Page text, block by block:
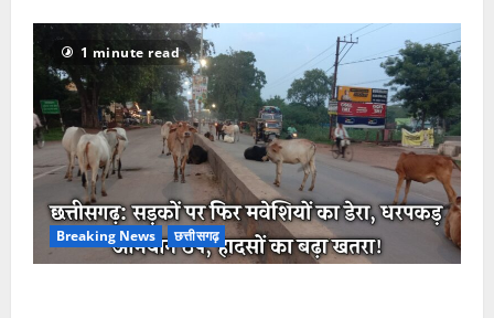
1 minute read
Breaking News छत्तीसगढ़